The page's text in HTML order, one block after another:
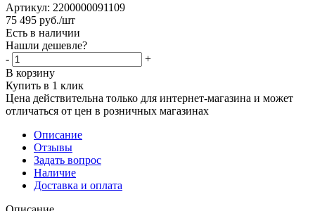
Артикул: 2200000091109
75 495 руб./шт
Есть в наличии
Нашли дешевле?
-
+
В корзину
Купить в 1 клик
Цена действительна только для интернет-магазина и может
отличаться от цен в розничных магазинах
Описание
Отзывы
Задать вопрос
Наличие
Доставка и оплата